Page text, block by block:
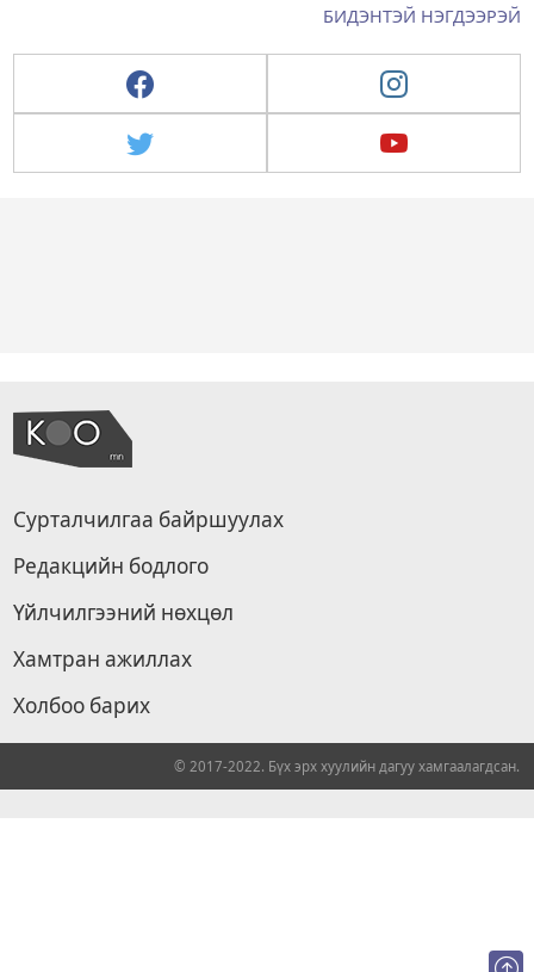
БИДЭНТЭЙ НЭГДЭЭРЭЙ
Сурталчилгаа байршуулах
Редакцийн бодлого
Үйлчилгээний нөхцөл
Хамтран ажиллах
Холбоо барих
© 2017-2022. Бүх эрх хуулийн дагуу хамгаалагдсан.